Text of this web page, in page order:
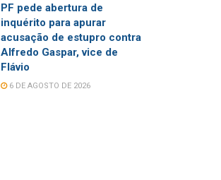
PF pede abertura de
inquérito para apurar
acusação de estupro contra
Alfredo Gaspar, vice de
Flávio
6 DE AGOSTO DE 2026